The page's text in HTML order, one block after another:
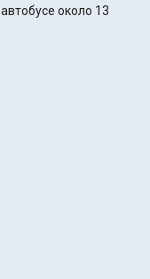
около 13